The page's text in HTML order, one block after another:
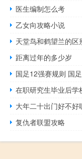
医生编制怎么考
乙女向攻略小说
天堂鸟和鹤望兰的
距离过年的多少岁
国足12强赛规则 国
在职研究生毕业后学
大年二十出门好不好
复仇者联盟攻略